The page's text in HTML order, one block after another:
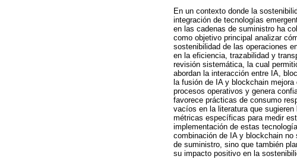
En un contexto donde la
integración de tecnologías
en las cadenas de suministro ha
como objetivo principal analizar
sostenibilidad de las operaciones
en la eficiencia, trazabilidad y
revisión sistemática, la cual
abordan la interacción entre IA,
la fusión de IA y blockchain
procesos operativos y genera
favorece prácticas de consumo
vacíos en la literatura que
métricas específicas para medir
implementación de estas
combinación de IA y blockchain
de suministro, sino que también
su impacto positivo en la